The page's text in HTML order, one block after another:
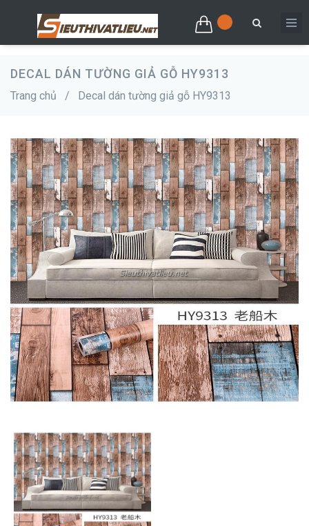
DECAL DÁN TƯỜNG GIẢ GỖ HY9313
Trang chủ / Decal dán tường giả gỗ HY9313